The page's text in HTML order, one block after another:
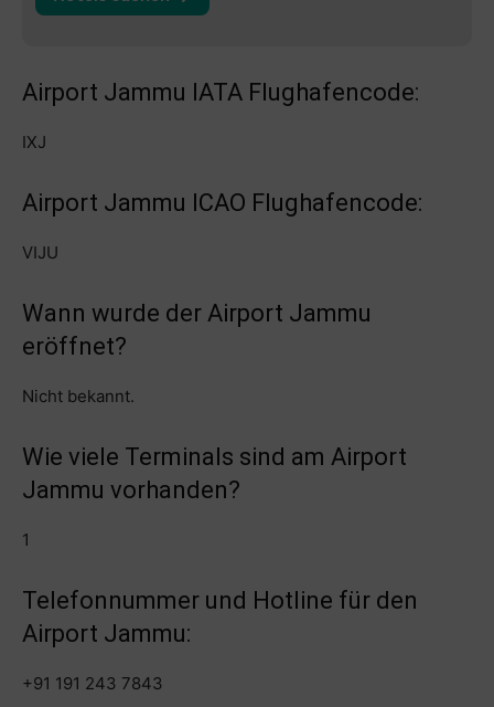
Airport Jammu IATA Flughafencode:
IXJ
Airport Jammu ICAO Flughafencode:
VIJU
Wann wurde der Airport Jammu
eröffnet?
Nicht bekannt.
Wie viele Terminals sind am Airport
Jammu vorhanden?
1
Telefonnummer und Hotline für den
Airport Jammu:
+91 191 243 7843